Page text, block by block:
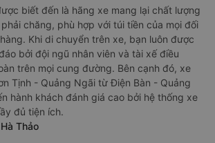
biết đến là hãng xe mang lại chất lượng
chăng, phù hợp với túi tiền của mọi đối
Khi di chuyển trên xe, bạn luôn được
bởi đội ngũ nhân viên và tài xế điều
trên mọi cung đường. Bên cạnh đó, xe
Tịnh - Quảng Ngãi từ Điện Bàn - Quảng
hành khách đánh giá cao bởi hệ thống xe
đủ tiện ích.
Thảo